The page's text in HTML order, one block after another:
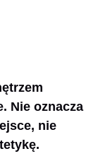
Nie oznacza
nie